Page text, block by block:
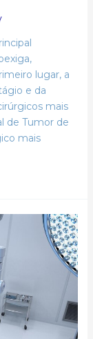
lugar, a
e da
mais
de Tumor de
mais